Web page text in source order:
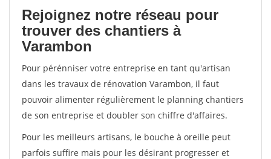
Rejoignez notre réseau pour
trouver des chantiers à
Varambon
Pour pérénniser votre entreprise en tant qu'artisan
dans les travaux de rénovation Varambon, il faut
pouvoir alimenter régulièrement le planning chantiers
de son entreprise et doubler son chiffre d'affaires.
Pour les meilleurs artisans, le bouche à oreille peut
parfois suffire mais pour les désirant progresser et